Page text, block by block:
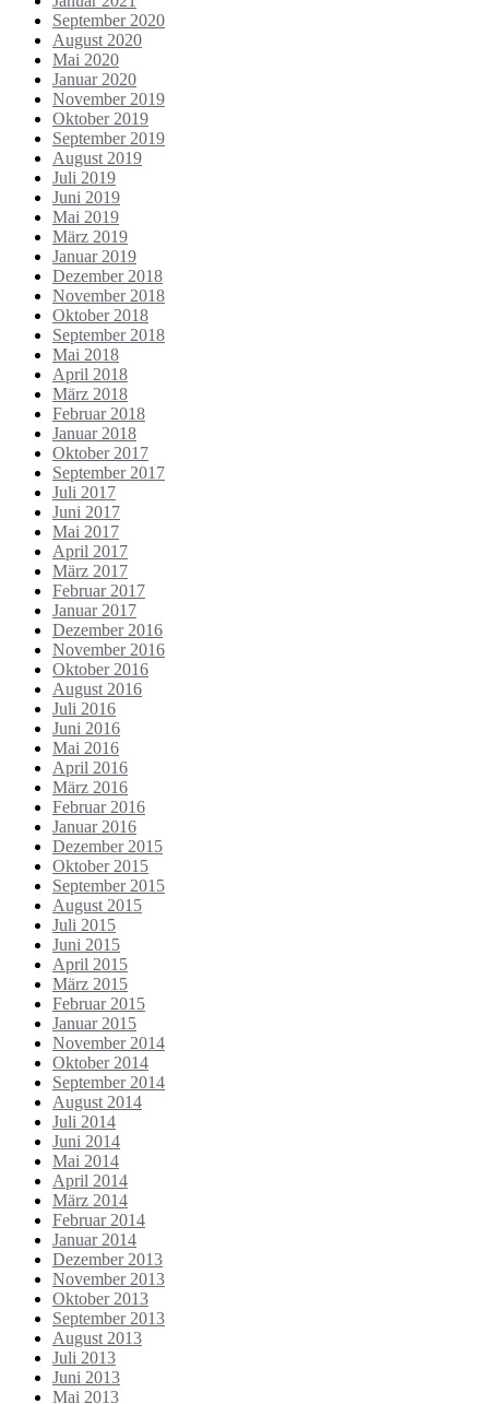
September 2020
August 2020
Mai 2020
Januar 2020
November 2019
Oktober 2019
September 2019
August 2019
Juli 2019
Juni 2019
Mai 2019
März 2019
Januar 2019
Dezember 2018
November 2018
Oktober 2018
September 2018
Mai 2018
April 2018
März 2018
Februar 2018
Januar 2018
Oktober 2017
September 2017
Juli 2017
Juni 2017
Mai 2017
April 2017
März 2017
Februar 2017
Januar 2017
Dezember 2016
November 2016
Oktober 2016
August 2016
Juli 2016
Juni 2016
Mai 2016
April 2016
März 2016
Februar 2016
Januar 2016
Dezember 2015
Oktober 2015
September 2015
August 2015
Juli 2015
Juni 2015
April 2015
März 2015
Februar 2015
Januar 2015
November 2014
Oktober 2014
September 2014
August 2014
Juli 2014
Juni 2014
Mai 2014
April 2014
März 2014
Februar 2014
Januar 2014
Dezember 2013
November 2013
Oktober 2013
September 2013
August 2013
Juli 2013
Juni 2013
Mai 2013